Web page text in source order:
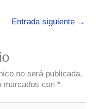
Entrada siguiente →
no será publicada.
marcados con *